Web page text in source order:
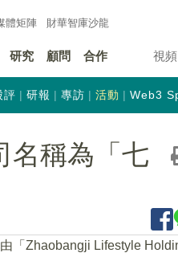
體矩陣 財華智庫沙龍
研究 顧問 合作 視頻
評 研報 專訪 活動 Web3
名稱為「七
「Zhaobangji Lifestyle